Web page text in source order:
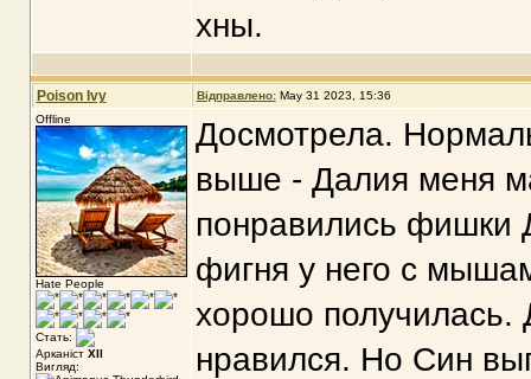
хны.
Poison Ivy Відправлено: May 31 2023, 15:36
Offline
Hate People
Стать:
Арканіст XII
Вигляд:
Досмотрела.
выше - Далия меня
понравились фишки
фигня у него с
хорошо получилась.
нравился. Но Син